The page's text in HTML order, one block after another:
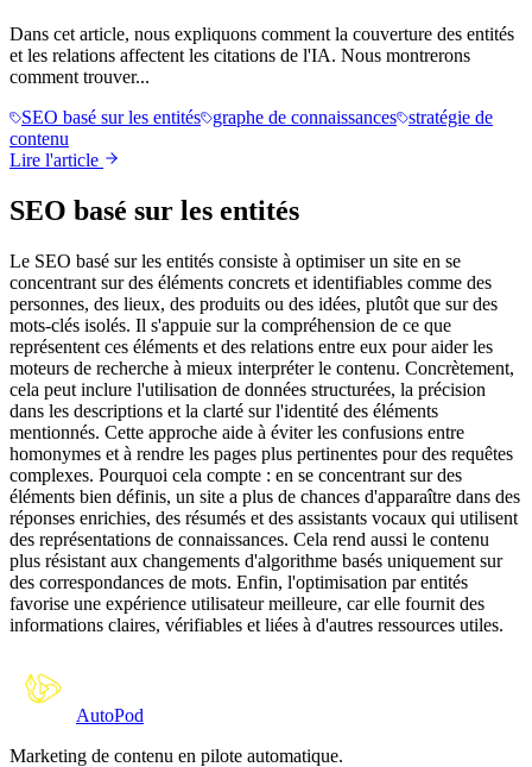
Dans cet article, nous expliquons comment la couverture des entités
et les relations affectent les citations de l'IA. Nous montrerons
comment trouver...
SEO basé sur les entités
graphe de connaissances stratégie de
contenu
Lire l'article
SEO basé sur les entités
Le SEO basé sur les entités consiste à optimiser un site en se
concentrant sur des éléments concrets et identifiables comme des
personnes, des lieux, des produits ou des idées, plutôt que sur des
mots-clés isolés. Il s'appuie sur la compréhension de ce que
représentent ces éléments et des relations entre eux pour aider les
moteurs de recherche à mieux interpréter le contenu. Concrètement,
cela peut inclure l'utilisation de données structurées, la précision
dans les descriptions et la clarté sur l'identité des éléments
mentionnés. Cette approche aide à éviter les confusions entre
homonymes et à rendre les pages plus pertinentes pour des requêtes
complexes. Pourquoi cela compte : en se concentrant sur des
éléments bien définis, un site a plus de chances d'apparaître dans des
réponses enrichies, des résumés et des assistants vocaux qui utilisent
des représentations de connaissances. Cela rend aussi le contenu
plus résistant aux changements d'algorithme basés uniquement sur
des correspondances de mots. Enfin, l'optimisation par entités
favorise une expérience utilisateur meilleure, car elle fournit des
informations claires, vérifiables et liées à d'autres ressources utiles.
AutoPod
Marketing de contenu en pilote automatique.